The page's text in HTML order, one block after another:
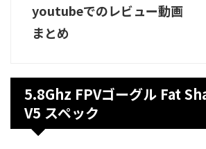
youtubeでのレビュー動画
まとめ
5.8Ghz FPVゴーグル Fat
V5 スペック